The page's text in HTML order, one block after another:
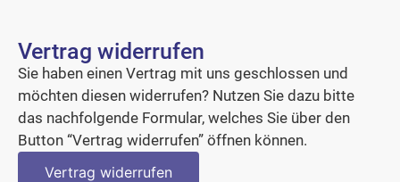
Vertrag widerrufen
Sie haben einen Vertrag mit uns geschlossen und
möchten diesen widerrufen? Nutzen Sie dazu bitte
das nachfolgende Formular, welches Sie über den
Button “Vertrag widerrufen” öffnen können.
Vertrag widerrufen